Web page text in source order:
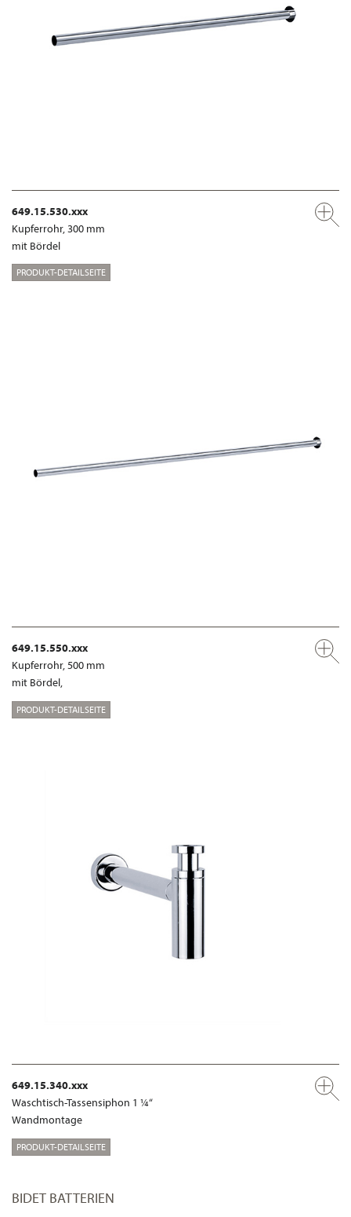
649.15.530.xxx
Kupferrohr, 300 mm
mit Bördel
PRODUKT-DETAILSEITE
649.15.550.xxx
Kupferrohr, 500 mm
mit Bördel,
PRODUKT-DETAILSEITE
649.15.340.xxx
Waschtisch-Tassensiphon 1 ¼“
Wandmontage
PRODUKT-DETAILSEITE
BIDET BATTERIEN